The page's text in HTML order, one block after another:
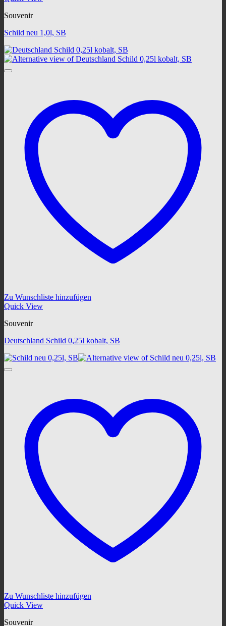
Souvenir
Schild neu 1,0l, SB
Zu Wunschliste hinzufügen
Quick View
Souvenir
Deutschland Schild 0,25l kobalt, SB
Zu Wunschliste hinzufügen
Quick View
Souvenir